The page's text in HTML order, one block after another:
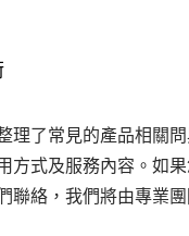
理了常見的產品相關
方式及服務內容。如
聯絡，我們將由專業